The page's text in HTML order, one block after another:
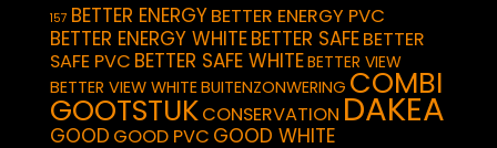
157 BETTER ENERGYBETTER ENERGY PVC
BETTER ENERGY WHITEBETTER SAFEBETTER
SAFE PVC BETTER SAFE WHITEBETTER VIEW
BETTER VIEW WHITEBUITENZONWERING COMBI
GOOTSTUKCONSERVATION DAKEA
GOOD GOOD PVC GOOD WHITE